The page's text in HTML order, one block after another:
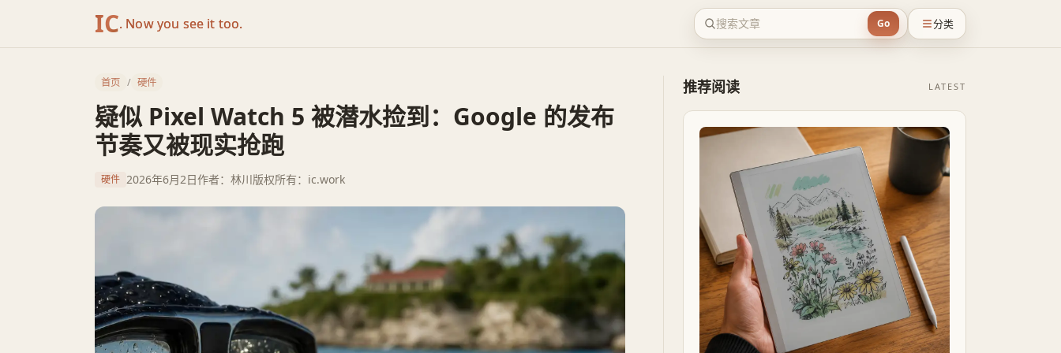
IC. Now you see it too. Go 分类
首页 / 硬件
疑似 Pixel Watch 5 被潜水捡到：Google 的发布
节奏又被现实抢跑
硬件 2026年6月2日作者：林川版权所有：ic.work
推荐阅读 LATEST